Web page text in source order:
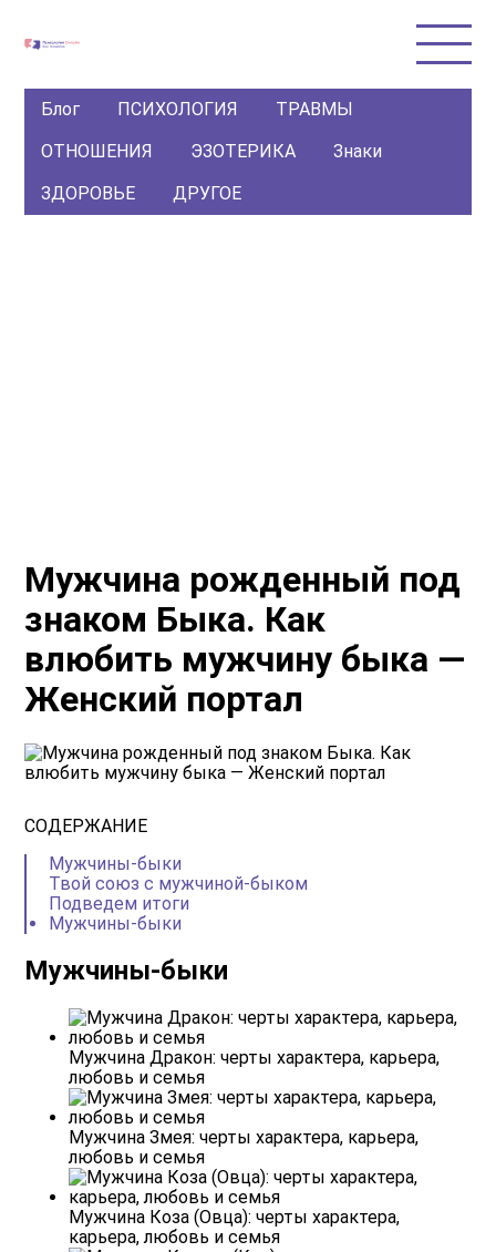
Блог ПСИХОЛОГИЯ
ТРАВМЫ
ОТНОШЕНИЯ
ЭЗОТЕРИКА
Знаки
ЗДОРОВЬЕ
ДРУГОЕ
Мужчина рожденный под
знаком Быка. Как
влюбить мужчину быка —
Женский портал
СОДЕРЖАНИЕ
Мужчины-быки
Твой союз с мужчиной-быком
Подведем итоги
Мужчины-быки
Мужчины-быки
Мужчина Дракон: черты характера, карьера,
любовь и семья
Мужчина Змея: черты характера, карьера,
любовь и семья
Мужчина Коза (Овца): черты характера,
карьера, любовь и семья